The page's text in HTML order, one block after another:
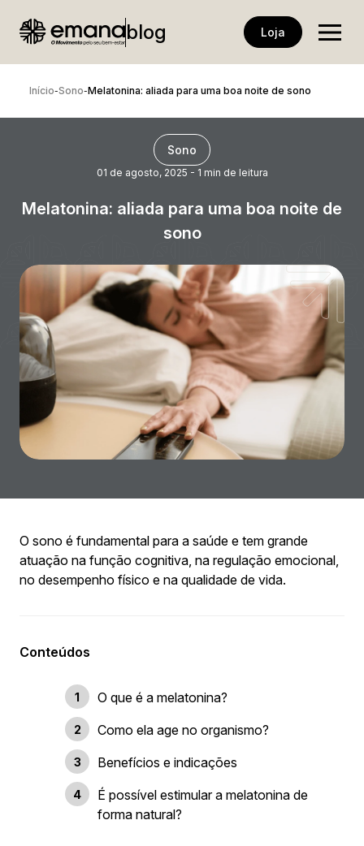
blog Loja
Início-Sono-Melatonina: aliada para uma boa noite de sono
Sono
01 de agosto, 2025 - 1 min de leitura
Melatonina: aliada para uma boa noite de
sono
O sono é fundamental para a saúde e tem grande
atuação na função cognitiva, na regulação emocional,
no desempenho físico e na qualidade de vida.
Conteúdos
O que é a melatonina?
Como ela age no organismo?
Benefícios e indicações
É possível estimular a melatonina de
forma natural?